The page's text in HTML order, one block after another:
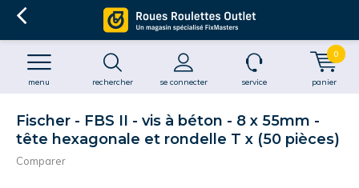
rechercher se connecter
menu service panier
0
Fischer - FBS II - vis à béton - 8 x 55mm -
tête hexagonale et rondelle T x (50 pièces)
Comparer